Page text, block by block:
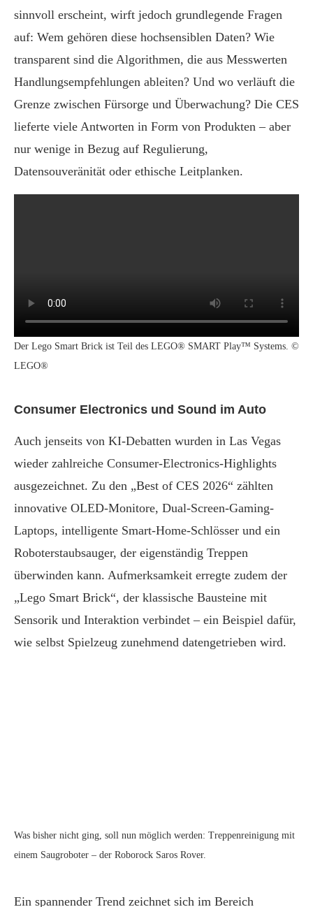
sinnvoll erscheint, wirft jedoch grundlegende Fragen
auf: Wem gehören diese hochsensiblen Daten? Wie
transparent sind die Algorithmen, die aus Messwerten
Handlungsempfehlungen ableiten? Und wo verläuft die
Grenze zwischen Fürsorge und Überwachung? Die CES
lieferte viele Antworten in Form von Produkten – aber
nur wenige in Bezug auf Regulierung,
Datensouveränität oder ethische Leitplanken.
Der Lego Smart Brick ist Teil des LEGO® SMART Play™ Systems. ©
LEGO®
Consumer Electronics und Sound im Auto
Auch jenseits von KI-Debatten wurden in Las Vegas
wieder zahlreiche Consumer-Electronics-Highlights
ausgezeichnet. Zu den „Best of CES 2026“ zählten
innovative OLED-Monitore, Dual-Screen-Gaming-
Laptops, intelligente Smart-Home-Schlösser und ein
Roboterstaubsauger, der eigenständig Treppen
überwinden kann. Aufmerksamkeit erregte zudem der
„Lego Smart Brick“, der klassische Bausteine mit
Sensorik und Interaktion verbindet – ein Beispiel dafür,
wie selbst Spielzeug zunehmend datengetrieben wird.
Was bisher nicht ging, soll nun möglich werden: Treppenreinigung mit
einem Saugroboter – der Roborock Saros Rover.
Ein spannender Trend zeichnet sich im Bereich